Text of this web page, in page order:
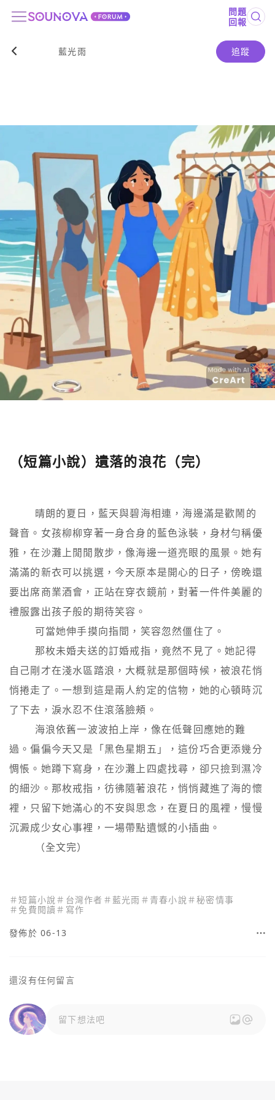
問題
回報
藍光雨 追蹤
（短篇小說）遺落的浪花（完）
聲音。女孩柳柳穿著一身合身的藍色泳裝，身材勻稱優
雅，在沙灘上閒閒散步，像海邊一道亮眼的風景。她有
滿滿的新衣可以挑選，今天原本是開心的日子，傍晚還
要出席商業酒會，正站在穿衣鏡前，對著一件件美麗的
禮服露出孩子般的期待笑容。
自己剛才在淺水區踏浪，大概就是那個時候，被浪花悄
悄捲走了。一想到這是兩人約定的信物，她的心頓時沉
了下去，淚水忍不住滾落臉頰。
過。偏偏今天又是「黑色星期五」，這份巧合更添幾分
惆悵。她蹲下寫身，在沙灘上四處找尋，卻只撿到濕冷
的細沙。那枚戒指，彷彿隨著浪花，悄悄藏進了海的懷
裡，只留下她滿心的不安與思念，在夏日的風裡，慢慢
沉澱成少女心事裡，一場帶點遺憾的小插曲。
＃短篇小說 ＃ 台灣作者 ＃ 藍光雨 ＃ 青春小說 ＃秘密情事
＃ 免費閱讀 ＃ 寫作
發佈於 06-13
還沒有任何留言
留下想法吧